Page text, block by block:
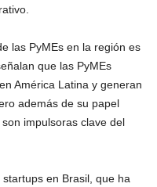
las PyMEs en la región es
que las PyMEs
América Latina y generan
además de su papel
impulsoras clave del
en Brasil, que ha